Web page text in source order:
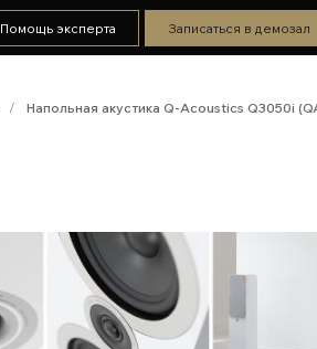
Помощь эксперта Записаться в демозал
/ Напольная акустика Q-Acoustics Q3050i